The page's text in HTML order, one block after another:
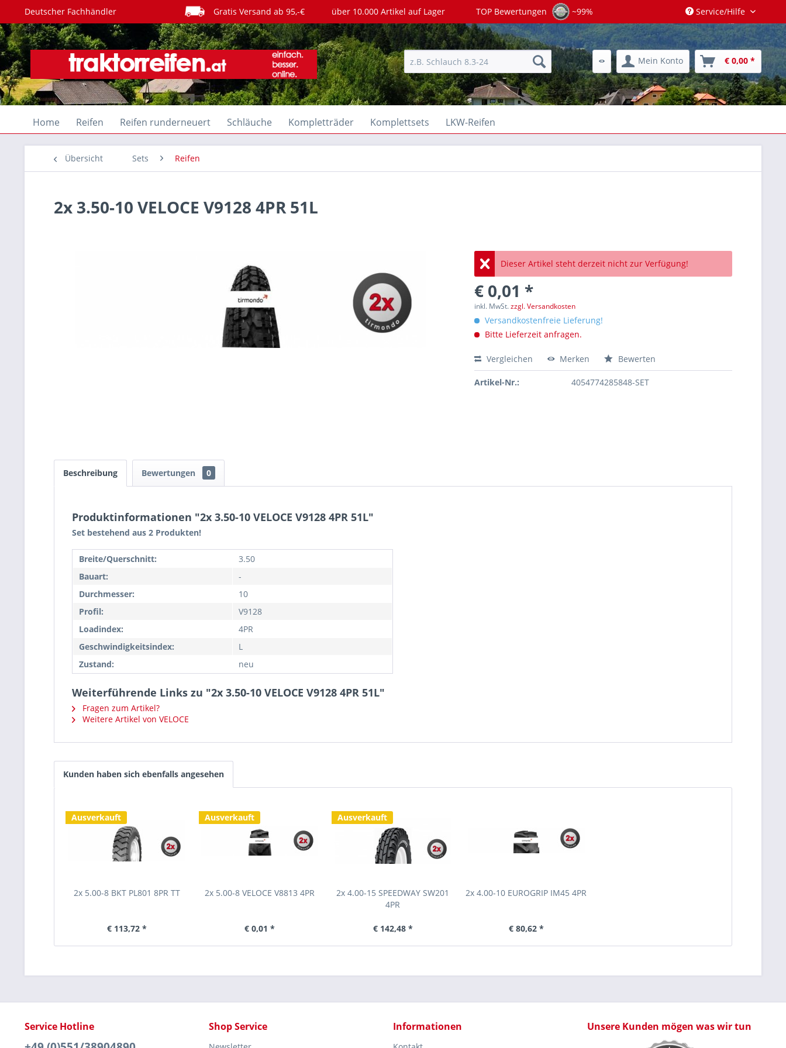
Deutscher Fachhändler Gratis Versand ab 95,-€ über 10.000 Artikel auf Lager TOP Bewertungen ~99% Service/Hilfe
Mein Konto € 0,00 *
Home Reifen Reifen runderneuert Schläuche Kompletträder Komplettsets LKW-Reifen
Übersicht Sets Reifen
2x 3.50-10 VELOCE V9128 4PR 51L
Dieser Artikel steht derzeit nicht zur Verfügung!
€ 0,01 *
inkl. MwSt.zzgl. Versandkosten
Versandkostenfreie Lieferung!
Bitte Lieferzeit anfragen.
Vergleichen Merken Bewerten
Artikel-Nr.: 4054774285848-SET
Beschreibung Bewertungen 0
Produktinformationen "2x 3.50-10 VELOCE V9128 4PR 51L"
Set bestehend aus 2 Produkten!
Breite/Querschnitt:
3.50
Bauart:
-
Durchmesser:
10
Profil:
V9128
Loadindex:
4PR
Geschwindigkeitsindex:
L
Zustand:
neu
Weiterführende Links zu "2x 3.50-10 VELOCE V9128 4PR 51L"
Fragen zum Artikel?
Weitere Artikel von VELOCE
Kunden haben sich ebenfalls angesehen
Ausverkauft
2x 5.00-8 BKT PL801 8PR TT
€ 113,72 *
Ausverkauft
2x 5.00-8 VELOCE V8813 4PR
€ 0,01 *
Ausverkauft
2x 4.00-15 SPEEDWAY SW201
4PR
€ 142,48 *
2x 4.00-10 EUROGRIP IM45 4PR
€ 80,62 *
Service Hotline Shop Service Informationen Unsere Kunden mögen was wir tun